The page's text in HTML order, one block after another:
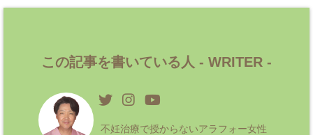
この記事を書いている人 - WRITER -
不妊治療で授からないアラフォー女性